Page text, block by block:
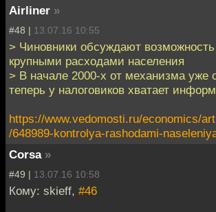
Airliner »
#48 | 13.07.16 10:55
> Чиновники обсуждают возможность
крупными расходами населения
> В начале 2000-х от механизма уже
теперь у налоговиков хватает
https://www.vedomosti.ru/economics/
/648989-kontrolya-rashodami-
Corsa »
#49 | 13.07.16 10:58
Кому: skieff, #46